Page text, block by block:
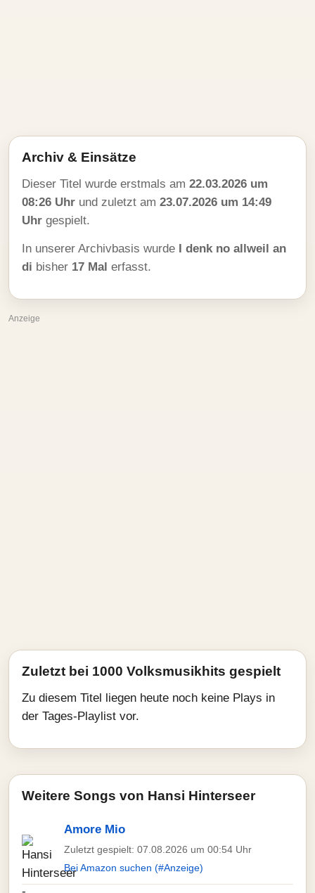
Archiv & Einsätze
Dieser Titel wurde erstmals am 22.03.2026 um
08:26 Uhr und zuletzt am 23.07.2026 um 14:49
Uhr gespielt.
In unserer Archivbasis wurde I denk no allweil an
di bisher 17 Mal erfasst.
Anzeige
Zuletzt bei 1000 Volksmusikhits gespielt
Zu diesem Titel liegen heute noch keine Plays in
der Tages-Playlist vor.
Weitere Songs von Hansi Hinterseer
Amore Mio
Zuletzt gespielt: 07.08.2026 um 00:54 Uhr
Bei Amazon suchen (#Anzeige)